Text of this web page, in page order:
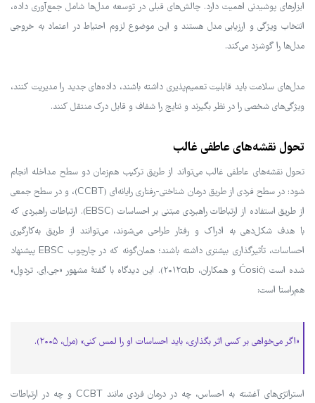
ابزارهای پوشیدنی اهمیت دارد. چالش‌های قبلی در توسعه مدل‌ها شامل جمع‌آوری داده،
انتخاب ویژگی و ارزیابی مدل هستند و این موضوع لزوم احتیاط در اعتماد به خروجی
مدل‌ها را گوشزد می‌کند.
مدل‌های سلامت باید قابلیت تعمیم‌پذیری داشته باشند، داده‌های جدید را مدیریت کنند،
ویژگی‌های شخصی را در نظر بگیرند و نتایج را شفاف و قابل درک منتقل کنند.
تحول نقشه‌های عاطفی غالب
تحول نقشه‌های عاطفی غالب می‌تواند از طریق ترکیب هم‌زمان دو سطح مداخله انجام
شود: در سطح فردی از طریق درمان شناختی-رفتاری رایانه‌ای (CCBT)، و در سطح جمعی
از طریق استفاده از ارتباطات راهبردی مبتنی بر احساسات (EBSC). ارتباطات راهبردی که
با هدف شکل‌دهی به ادراک و رفتار طراحی می‌شوند، می‌توانند از طریق به‌کارگیری
احساسات، تأثیرگذاری بیشتری داشته باشند؛ همان‌گونه که در چارچوب EBSC پیشنهاد
شده است (Ćosić و همکاران، ۲۰۱۲a,b). این دیدگاه با گفتهٔ مشهور «جی.اِی. تردوِل»
هم‌راستا است:
«اگر می‌خواهی بر کسی اثر بگذاری، باید احساسات او را لمس کنی» (مرل، ۲۰۰۵).
استراتژی‌های آغشته به احساس، چه در درمان فردی مانند CCBT و چه در ارتباطات